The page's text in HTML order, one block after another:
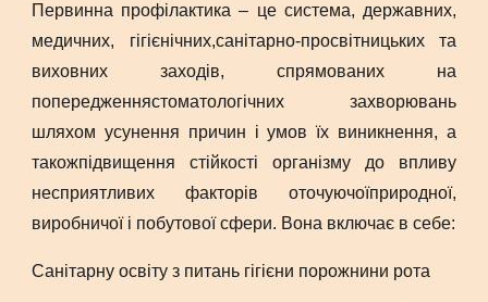
Первинна профілактика – це система, державних,
медичних, гігієнічних,санітарно-просвітницьких та
виховних заходів, спрямованих на
попередженнястоматологічних захворювань
шляхом усунення причин і умов їх виникнення, а
такожпідвищення стійкості організму до впливу
несприятливих факторів оточуючоїприродної,
виробничої і побутової сфери. Вона включає в себе:
Санітарну освіту з питань гігієни порожнини рота